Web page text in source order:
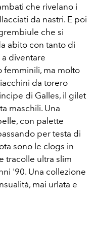
che rivelano i
da nastri. E poi
che si
abito con tanto di
diventare
femminili, ma molto
da torero
di Galles, il gilet
maschili. Una
con palette
per testa di
sono le clogs in
tracolle ultra slim
'90. Una collezione
mai urlata e